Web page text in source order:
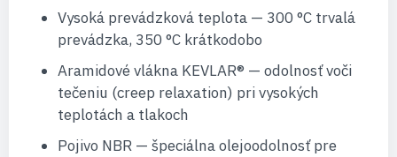
Vysoká prevádzková teplota — 300 °C trvalá
prevádzka, 350 °C krátkodobo
Aramidové vlákna KEVLAR® — odolnosť voči
tečeniu (creep relaxation) pri vysokých
teplotách a tlakoch
Pojivo NBR — špeciálna olejoodolnosť pre